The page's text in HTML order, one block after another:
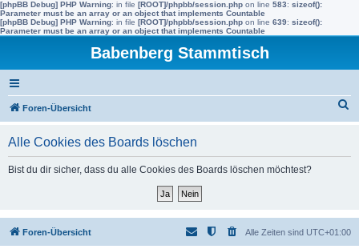
[phpBB Debug] PHP Warning: in file [ROOT]/phpbb/session.php on line 583: sizeof():
Parameter must be an array or an object that implements Countable
[phpBB Debug] PHP Warning: in file [ROOT]/phpbb/session.php on line 639: sizeof():
Parameter must be an array or an object that implements Countable
Babenberg Stammtisch
Foren-Übersicht
Alle Cookies des Boards löschen
Bist du dir sicher, dass du alle Cookies des Boards löschen möchtest?
Foren-Übersicht Alle Zeiten sind UTC+01:00